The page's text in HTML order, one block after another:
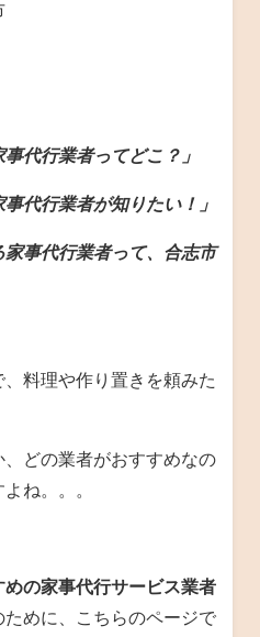
代行業者ってどこ？」
代行業者が知りたい！」
家事代行業者って、合志市
料理や作り置きを頼みた
どの業者がおすすめなの
ね。。。
めの家事代行サービス業者
ために、こちらのページで